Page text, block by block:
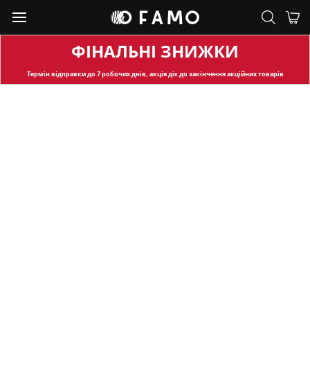
ФІНАЛЬНІ ЗНИЖКИ
Термін відправкидо 7 робочих днів, акція діє до закінчення акційних товарів